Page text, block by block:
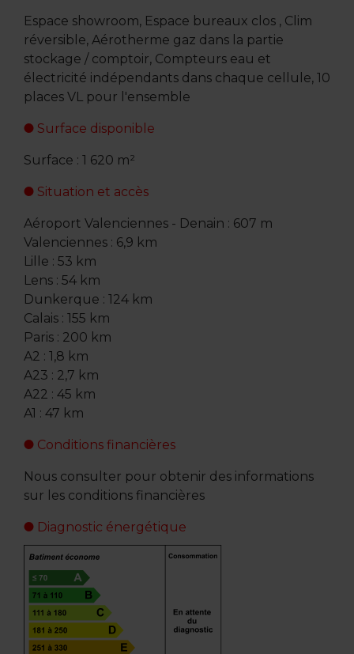
Espace showroom, Espace bureaux clos , Clim
réversible, Aérotherme gaz dans la partie
stockage / comptoir, Compteurs eau et
électricité indépendants dans chaque cellule, 10
places VL pour l'ensemble
Surface disponible
Surface : 1 620 m²
Situation et accès
Aéroport Valenciennes - Denain : 607 m
Valenciennes : 6,9 km
Lille : 53 km
Lens : 54 km
Dunkerque : 124 km
Calais : 155 km
Paris : 200 km
A2 : 1,8 km
A23 : 2,7 km
A22 : 45 km
A1 : 47 km
Conditions financières
Nous consulter pour obtenir des informations
sur les conditions financières
Diagnostic énergétique